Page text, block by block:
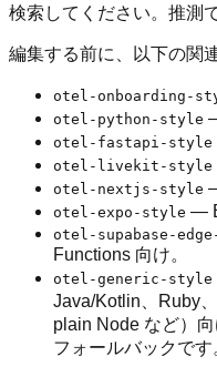
検索してください。推測
編集する前に、以下の関
otel-onboarding-
otel-python-style
otel-fastapi-style
otel-livekit-style
otel-nextjs-style
otel-expo-style —
otel-supabase-
Functions 向け。
otel-generic-style
Java/Kotlin、Ruby
plain Node など）
フォールバックです